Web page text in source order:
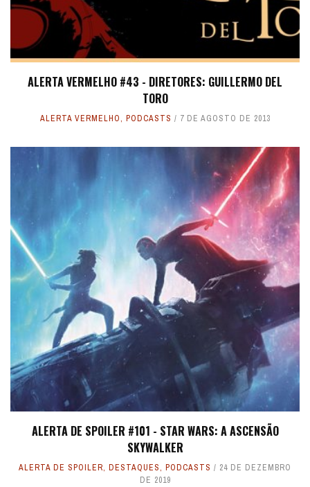
ALERTA VERMELHO #43 - DIRETORES: GUILLERMO DEL
TORO
ALERTA VERMELHO, PODCASTS 7 DE AGOSTO DE 2013
ALERTA DE SPOILER #101 - STAR WARS: A ASCENSÃO
SKYWALKER
ALERTA DE SPOILER, DESTAQUES, PODCASTS
24 DE DEZEMBRO
DE 2019